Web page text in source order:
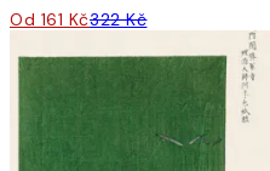
Od 161 Kč322 Kč